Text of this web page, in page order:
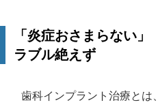
「炎症おさまらない
ラブル絶えず
歯科インプラント治療とは